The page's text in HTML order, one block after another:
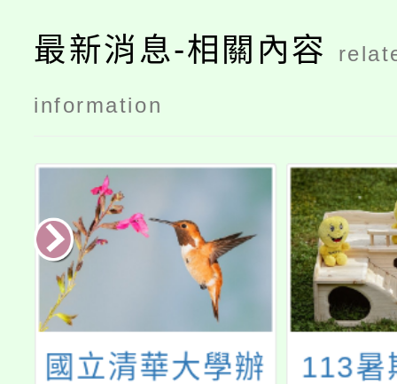
最新消息-相關內容
information
113暑期輔導八
「行